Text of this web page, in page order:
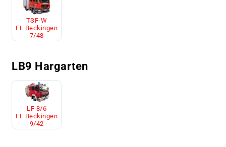
TSF-W
FL Beckingen
7/48
LB9 Hargarten
LF 8/6
FL Beckingen
9/42